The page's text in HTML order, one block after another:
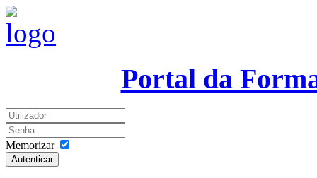
Portal da
Memorizar
Autenticar